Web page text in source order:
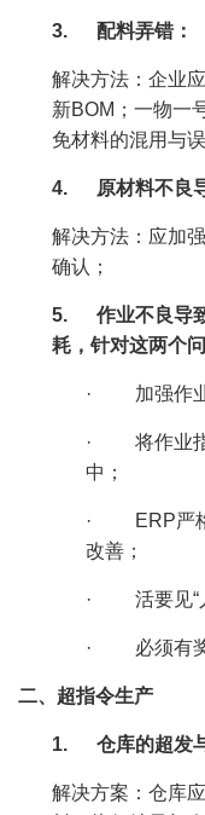
3. 配料弄错：
解决方法：企业
新BOM；一物一
免材料的混用与
4. 原材料不良
解决方法：应加
确认；
5.
作业不良导
耗，针对这两个
· 加强作
·
将作业
中；
·
ERP严
改善；
· 活要见“
· 必须有
二、超指令生产
1. 仓库的超发
解决方案：仓库